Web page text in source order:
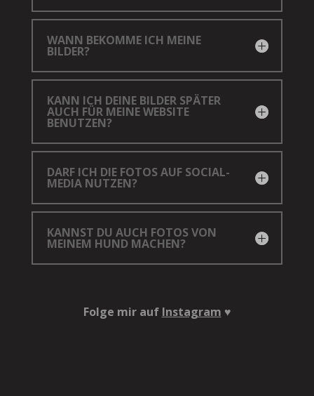
WANN BEKOMME ICH MEINE
BILDER?
KANN ICH DEINE BILDER SPÄTER
AUCH FÜR MEINE WEBSITE
BENUTZEN?
DARF ICH DIE FOTOS AUF SOCIAL-
MEDIA NUTZEN?
KANNST DU AUCH FOTOS VON
MEINEM HUND MACHEN?
Folge mir auf Instagram ♥